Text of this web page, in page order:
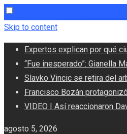
Skip to content
Expertos explican por qué
“Fue inesperado”: Gianella
Slavko Vincic se retira del
Francisco Bozán
VIDEO | Así reaccionaron
agosto 5, 2026